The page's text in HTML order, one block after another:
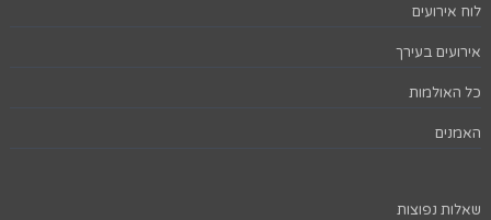
לוח אירועים
אירועים בעירך
כל האולמות
האמנים
שאלות נפוצות